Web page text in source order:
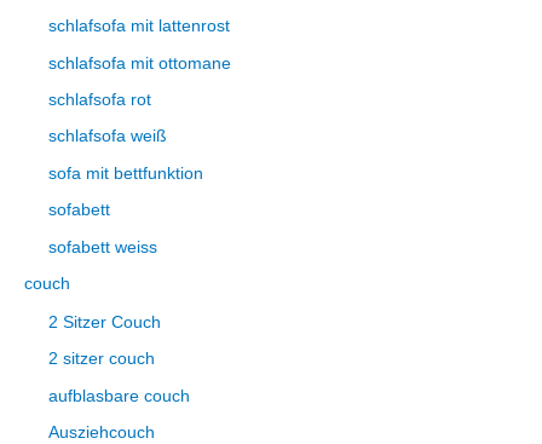
schlafsofa mit lattenrost
schlafsofa mit ottomane
schlafsofa rot
schlafsofa weiß
sofa mit bettfunktion
sofabett
sofabett weiss
couch
2 Sitzer Couch
2 sitzer couch
aufblasbare couch
Ausziehcouch